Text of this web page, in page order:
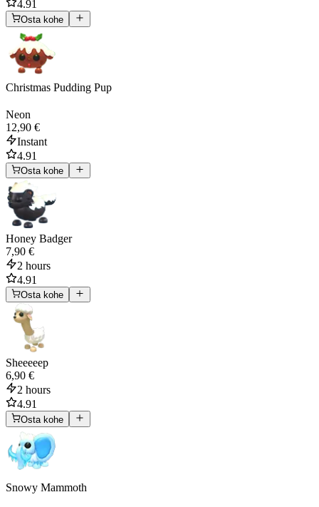
4.91
Osta kohe
Christmas Pudding Pup
Neon
12,90 €
Instant
4.91
Osta kohe
Honey Badger
7,90 €
2 hours
4.91
Osta kohe
Sheeeeep
6,90 €
2 hours
4.91
Osta kohe
Snowy Mammoth